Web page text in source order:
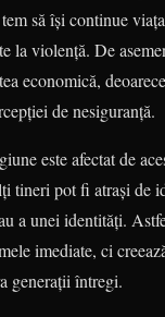
să își continue
la violență. De
economică,
de nesiguranță.
este afectat de
tineri pot fi atrași de
a unei identități.
imediate, ci
generații întregi.